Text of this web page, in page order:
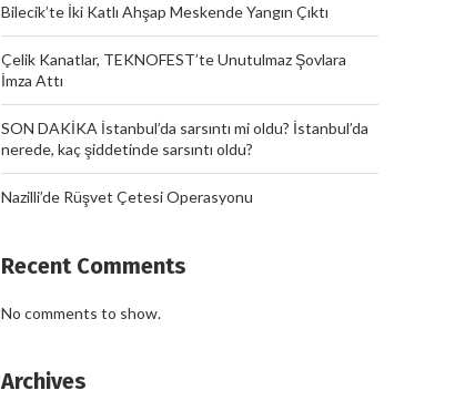
Bilecik’te İki Katlı Ahşap Meskende Yangın Çıktı
Çelik Kanatlar, TEKNOFEST’te Unutulmaz Şovlara
İmza Attı
SON DAKİKA İstanbul’da sarsıntı mi oldu? İstanbul’da
nerede, kaç şiddetinde sarsıntı oldu?
Nazilli’de Rüşvet Çetesi Operasyonu
Recent Comments
No comments to show.
Archives